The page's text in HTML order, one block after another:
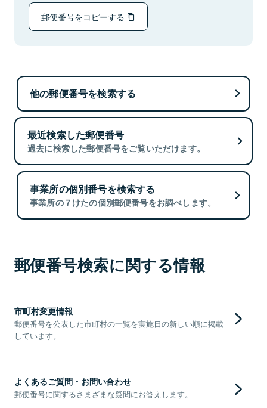
郵便番号をコピーする
他の郵便番号を検索する
最近検索した郵便番号
過去に検索した郵便番号をご覧いただけます。
事業所の個別番号を検索する
事業所の７けたの個別郵便番号をお調べします。
郵便番号検索に関する情報
市町村変更情報
郵便番号を公表した市町村の一覧を実施日の新しい順に掲載
しています。
よくあるご質問・お問い合わせ
郵便番号に関するさまざまな疑問にお答えします。